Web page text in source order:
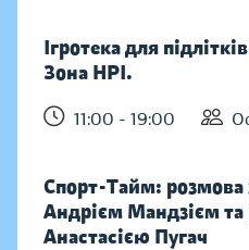
Ігротека для
Зона НРІ.
11:00 - 19:00
Спорт-Тайм: розмова
Андрієм Мандзієм та
Анастасією Пугач